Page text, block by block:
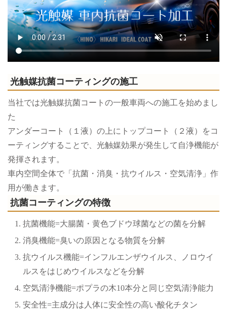
光触媒抗菌コーティングの施工
当社では光触媒抗菌コートの一般車両への施工を始めまし
た
アンダーコート（１液）の上にトップコート（２液）をコ
ーティングすることで、光触媒効果が発生して自浄機能が
発揮されます。
車内空間全体で「抗菌・消臭・抗ウイルス・空気清浄」作
用が働きます。
抗菌コーティングの特徴
抗菌機能=大腸菌・黄色ブドウ球菌などの菌を分解
消臭機能=臭いの原因となる物質を分解
抗ウイルス機能=インフルエンザウイルス、ノロウイ
ルスをはじめウイルスなどを分解
空気清浄機能=ポプラの木10本分と同じ空気清浄能力
安全性=主成分は人体に安全性の高い酸化チタン